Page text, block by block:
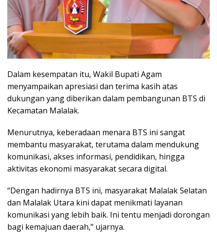
Dalam kesempatan itu, Wakil Bupati Agam
menyampaikan apresiasi dan terima kasih atas
dukungan yang diberikan dalam pembangunan BTS di
Kecamatan Malalak.
Menurutnya, keberadaan menara BTS ini sangat
membantu masyarakat, terutama dalam mendukung
komunikasi, akses informasi, pendidikan, hingga
aktivitas ekonomi masyarakat secara digital.
“Dengan hadirnya BTS ini, masyarakat Malalak Selatan
dan Malalak Utara kini dapat menikmati layanan
komunikasi yang lebih baik. Ini tentu menjadi dorongan
bagi kemajuan daerah,” ujarnya.